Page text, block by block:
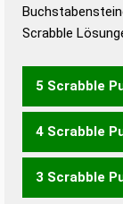
Scrabble
5 Scrabble
ENTER ENTRE
4 Scrabble
ENTE EREN
3 Scrabble